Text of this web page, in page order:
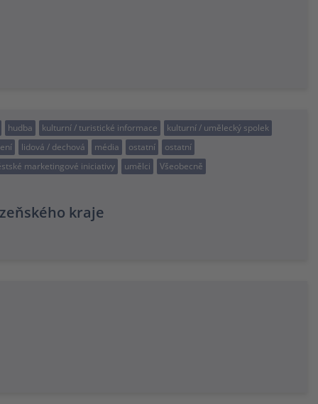
hudba kulturní / turistické informace
kulturní / umělecký spolek
lidová / dechová média ostatní
ostatní
marketingové iniciativy umělci
Všeobecně
kraje